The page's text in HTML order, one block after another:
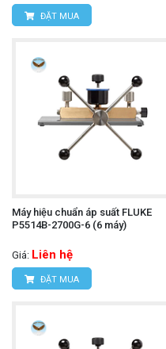
ĐẶT MUA
Máy hiệu chuẩn áp suất FLUKE
P5514B-2700G-6 (6 máy)
Giá: Liên hệ
ĐẶT MUA